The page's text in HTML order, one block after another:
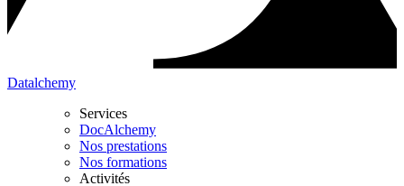
Datalchemy
Services
DocAlchemy
Nos prestations
Nos formations
Activités